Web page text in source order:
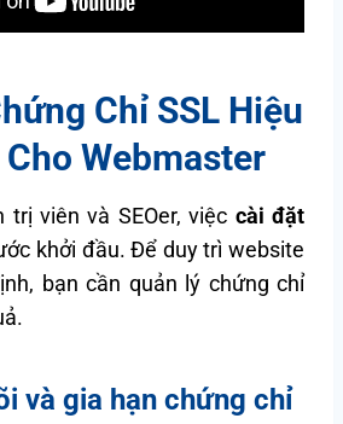
Chỉ SSL Hiệu
Cho Webmaster
viên và SEOer, việc cài đặt
khởi đầu. Để duy trì website
bạn cần quản lý chứng chỉ
và gia hạn chứng chỉ